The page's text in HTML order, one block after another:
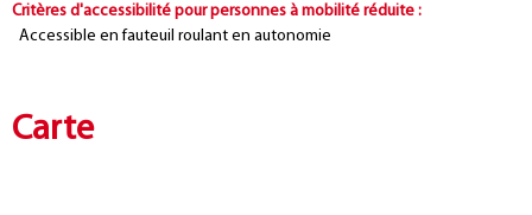
Critères d'accessibilité pour personnes à mobilité réduite :
Accessible en fauteuil roulant en autonomie
Carte